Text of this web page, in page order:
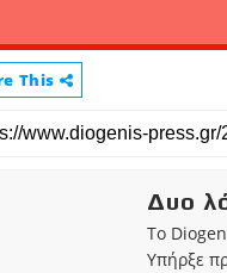
This
Δυο
Το
Υπήρξε